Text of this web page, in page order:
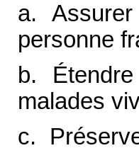
a.
personne
b.
malades
c.